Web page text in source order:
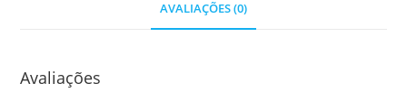
AVALIAÇÕES (0)
Avaliações